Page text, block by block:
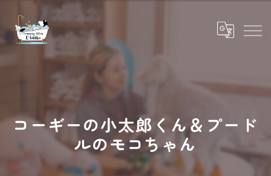
コーギーの小太郎くん＆プード
ルのモコちゃん